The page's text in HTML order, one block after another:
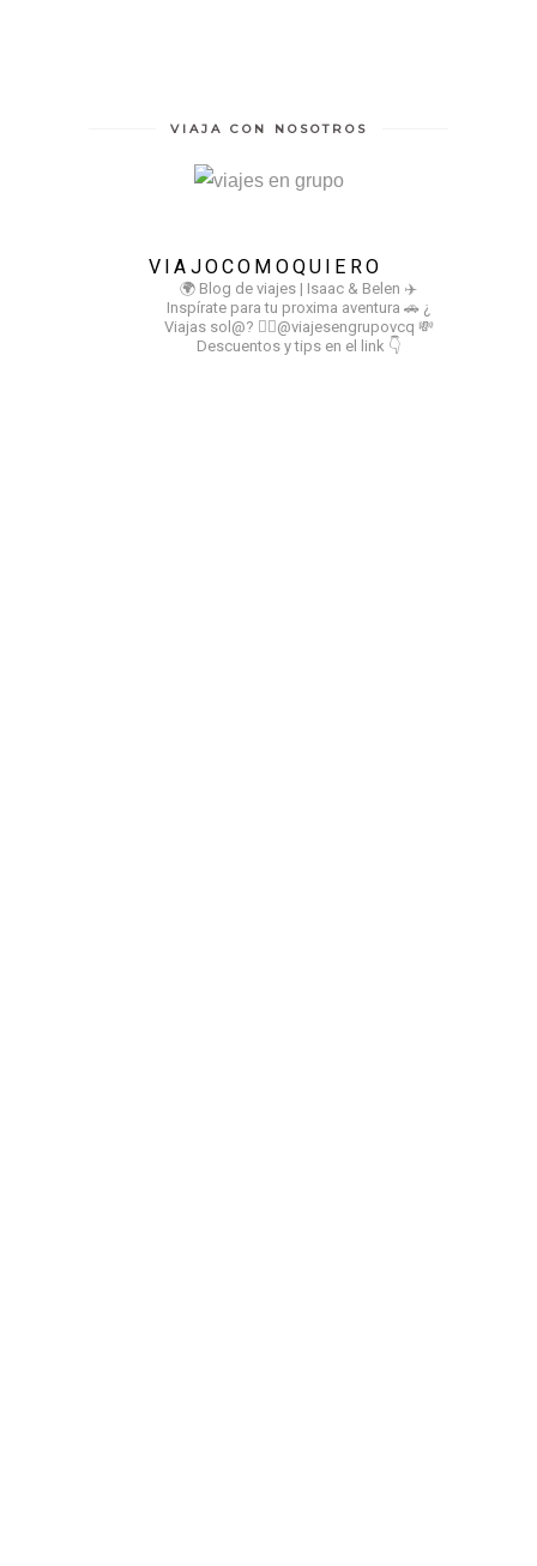
VIAJA CON NOSOTROS
VIAJOCOMOQUIERO
🌍 Blog de viajes | Isaac & Belen ✈️
Inspírate para tu proxima aventura 🚗 ¿
Viajas sol@? 👉🏻@viajesengrupovcq 💸
Descuentos y tips en el link 👇